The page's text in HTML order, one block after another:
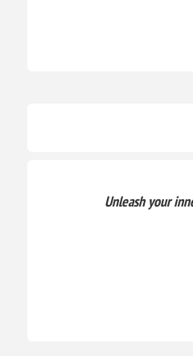
Unleash your